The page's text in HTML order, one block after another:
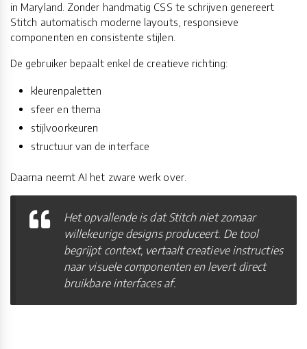
in Maryland. Zonder handmatig CSS te schrijven genereert
Stitch automatisch moderne layouts, responsieve
componenten en consistente stijlen.
De gebruiker bepaalt enkel de creatieve richting:
kleurenpaletten
sfeer en thema
stijlvoorkeuren
structuur van de interface
Daarna neemt AI het zware werk over.
Het opvallende is dat Stitch niet zomaar
willekeurige designs produceert. De tool
begrijpt context, vertaalt creatieve instructies
naar visuele componenten en levert direct
bruikbare interfaces af.